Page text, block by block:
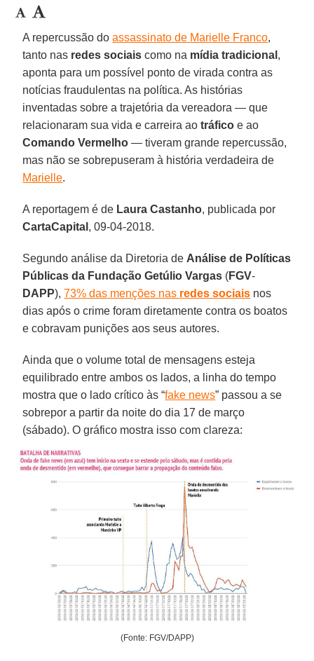
A repercussão doassassinato de Marielle Franco,
tanto nas redes sociais como na mídia tradicional ,
aponta para um possível ponto de virada contra as
notícias fraudulentas na política. As histórias
inventadas sobre a trajetória da vereadora — que
relacionaram sua vida e carreira aotráfico e ao
Comando Vermelho — tiveram grande repercussão,
mas não se sobrepuseram à história verdadeira de
Marielle.
A reportagem é de Laura Castanho, publicada por
CartaCapital , 09-04-2018.
Segundo análise da Diretoria de Análise de Políticas
Públicas da Fundação Getúlio Vargas (FGV-
DAPP),73% das menções nas redes sociais nos
dias após o crime foram diretamente contra os boatos
e cobravam punições aos seus autores.
Ainda que o volume total de mensagens esteja
equilibrado entre ambos os lados, a linha do tempo
mostra que o lado crítico às “fake news” passou a se
sobrepor a partir da noite do dia 17 de março
(sábado). O gráfico mostra isso com clareza:
(Fonte: FGV/DAPP)